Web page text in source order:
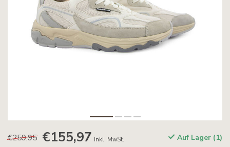
€259,95 €155,97 Inkl. MwSt. Auf Lager (1)